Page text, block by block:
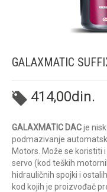
GALAXMATIC
414,00din.
GALAXMATIC DACje
podmazivanje
Motors. Može se koristiti
servo (kod teških
hidrauličnih spojki i
kod kojih je proizvođač